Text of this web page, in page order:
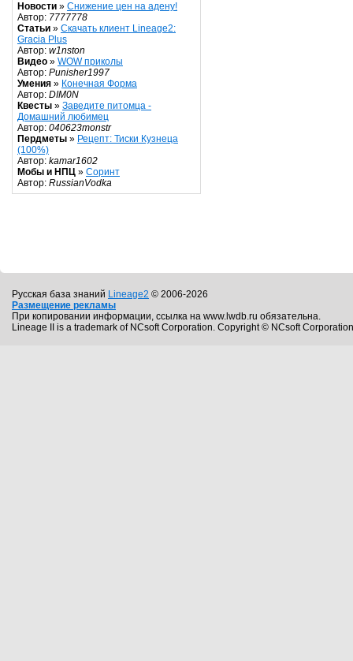
Новости » Снижение цен на адену!
Автор: 7777778
Статьи » Скачать клиент Lineage2:
Gracia Plus
Автор: w1nston
Видео » WOW приколы
Автор: Punisher1997
Умения » Конечная Форма
Автор: DIM0N
Квесты » Заведите питомца -
Домашний любимец
Автор: 040623monstr
Пердметы » Рецепт: Тиски Кузнеца
(100%)
Автор: kamar1602
Мобы и НПЦ » Соринт
Автор: RussianVodka
Русская база знаний Lineage2 © 2006-2026
Размещение рекламы
При копировании информации, ссылка на www.lwdb.ru обязательна.
Lineage II is a trademark of NCsoft Corporation. Copyright © NCsoft